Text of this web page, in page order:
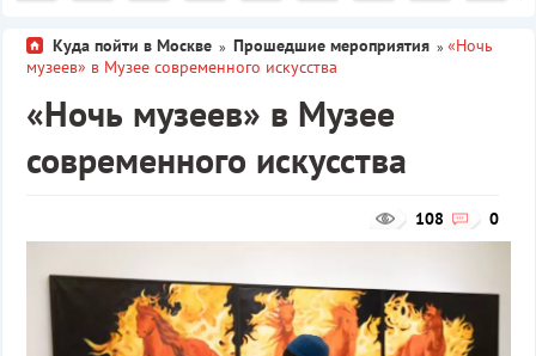
Куда пойти в Москве » Прошедшие мероприятия » «Ночь
музеев» в Музее современного искусства
«Ночь музеев» в Музее
современного искусства
0
108